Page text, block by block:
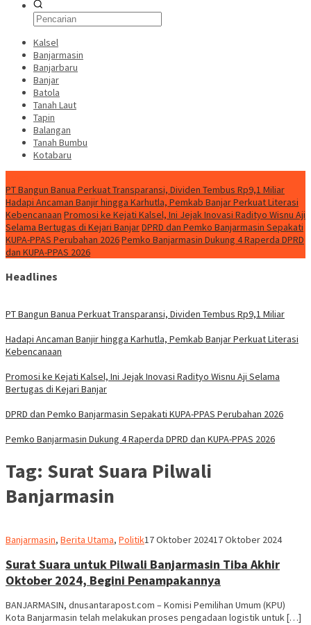
Kalsel
Banjarmasin
Banjarbaru
Banjar
Batola
Tanah Laut
Tapin
Balangan
Tanah Bumbu
Kotabaru
PT Bangun Banua Perkuat Transparansi, Dividen Tembus Rp9,1 Miliar
Hadapi Ancaman Banjir hingga Karhutla, Pemkab Banjar Perkuat Literasi
Kebencanaan Promosi ke Kejati Kalsel, Ini Jejak Inovasi Radityo Wisnu Aji
Selama Bertugas di Kejari BanjarDPRD dan Pemko Banjarmasin Sepakati
KUPA-PPAS Perubahan 2026Pemko Banjarmasin Dukung 4 Raperda DPRD
dan KUPA-PPAS 2026
Headlines
PT Bangun Banua Perkuat Transparansi, Dividen Tembus Rp9,1 Miliar
Hadapi Ancaman Banjir hingga Karhutla, Pemkab Banjar Perkuat Literasi
Kebencanaan
Promosi ke Kejati Kalsel, Ini Jejak Inovasi Radityo Wisnu Aji Selama
Bertugas di Kejari Banjar
DPRD dan Pemko Banjarmasin Sepakati KUPA-PPAS Perubahan 2026
Pemko Banjarmasin Dukung 4 Raperda DPRD dan KUPA-PPAS 2026
Tag: Surat Suara Pilwali
Banjarmasin
Banjarmasin, Berita Utama, PolitikRedaksi
17 Oktober 202417 Oktober 2024
Surat Suara untuk Pilwali Banjarmasin Tiba Akhir
Oktober 2024, Begini Penampakannya
BANJARMASIN, dnusantarapost.com – Komisi Pemilihan Umum (KPU)
Kota Banjarmasin telah melakukan proses pengadaan logistik untuk […]